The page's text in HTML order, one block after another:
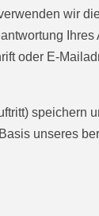
wir
oder E-
speichern
unseres